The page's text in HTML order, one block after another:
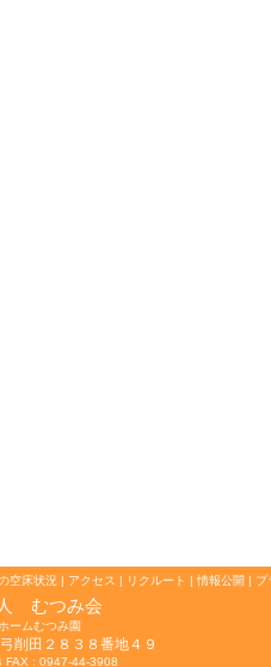
空床状況 | アクセス | リクルート | 情報公開 | プ
むつみ会
ームむつみ園
削田２８３８番地４９
FAX : 0947-44-3908